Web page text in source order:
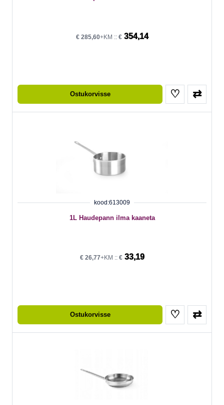
€285,60+KM :: €354,14
Ostukorvisse ♡ ⇄
kood:613009
1L Haudepann ilma kaaneta
€26,77+KM :: €33,19
Ostukorvisse ♡ ⇄